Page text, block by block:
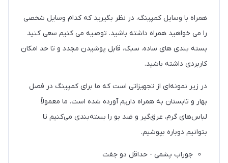
همراه با وسایل کمپینگ، در نظر بگیرید که کدام وسایل شخصی
را می خواهید همراه داشته باشید. توصیه می کنیم سعی کنید
بسته بندی های ساده، سبک، قابل پوشیدن مجدد و تا حد امکان
کاربردی داشته باشید.
در زیر نمونه‌ای از تجهیزاتی است که ما برای کمپینگ در فصل
بهار و تابستان به همراه داریم آورده شده است. ما معمولاً
لباس‌های گرم، عرق‌گیر و ضد بو را بسته‌بندی می‌کنیم تا
بتوانیم دوباره بپوشیم.
جوراب پشمی - حداقل دو جفت